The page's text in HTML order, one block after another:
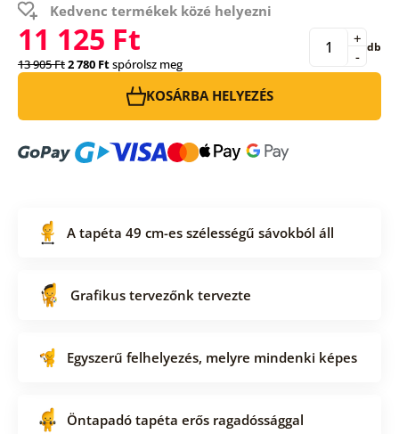
Kedvenc termékek közé helyezni
11 125 Ft
13 905 Ft2 780 Ftspórolsz meg -
+ db
KOSÁRBA HELYEZÉS
A tapéta 49 cm-es szélességű sávokból áll
Grafikus tervezőnk tervezte
Egyszerű felhelyezés, melyre mindenki képes
Öntapadó tapéta erős ragadóssággal